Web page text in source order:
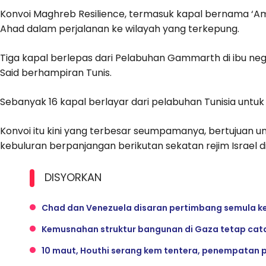
Konvoi Maghreb Resilience, termasuk kapal bernama
Ahad dalam perjalanan ke wilayah yang terkepung.
Tiga kapal berlepas dari Pelabuhan Gammarth di ibu
Said berhampiran Tunis.
Sebanyak 16 kapal berlayar dari pelabuhan Tunisia
Konvoi itu kini yang terbesar seumpamanya, bertujuan
kebuluran berpanjangan berikutan sekatan rejim Israel
DISYORKAN
Chad dan Venezuela disaran pertimbang semula
Kemusnahan struktur bangunan di Gaza tetap
10 maut, Houthi serang kem tentera, penempatan